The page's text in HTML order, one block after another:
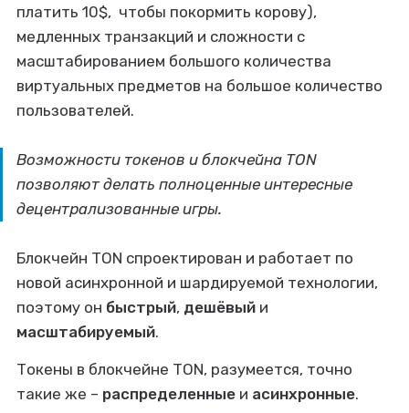
платить 10$, чтобы покормить корову),
медленных транзакций и сложности с
масштабированием большого количества
виртуальных предметов на большое количество
пользователей.
Возможности токенов и блокчейна TON
позволяют делать полноценные интересные
децентрализованные игры.
Блокчейн TON спроектирован и работает по
новой асинхронной и шардируемой технологии,
поэтому он быстрый, дешёвыйи
масштабируемый.
Токены в блокчейне TON, разумеется, точно
такие же – распределенныеи асинхронные.